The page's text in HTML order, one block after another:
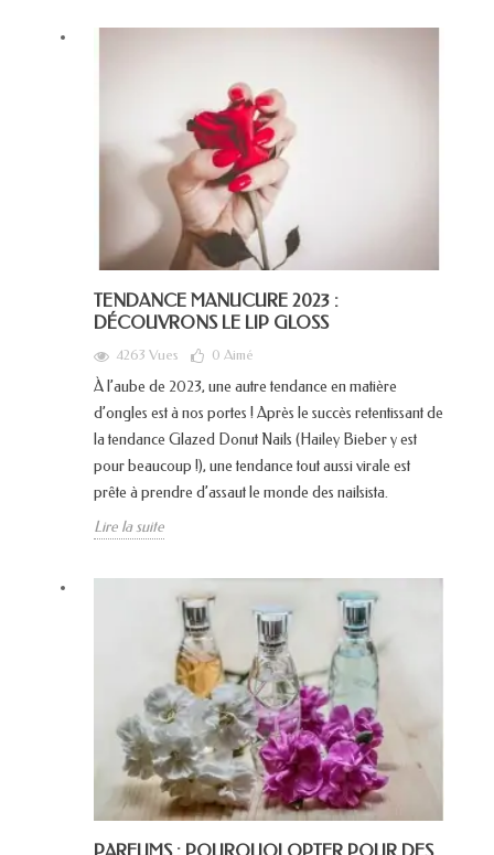
TENDANCE MANUCURE 2023 :
DÉCOUVRONS LE LIP GLOSS
4263 Vues 0 Aimé
À l’aube de 2023, une autre tendance en matière
d’ongles est à nos portes ! Après le succès retentissant de
la tendance Glazed Donut Nails (Hailey Bieber y est
pour beaucoup !), une tendance tout aussi virale est
prête à prendre d’assaut le monde des nailsista.
Lire la suite